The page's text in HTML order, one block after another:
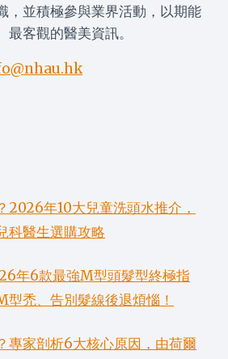
，並積極參與業界活動，以期能
客觀的醫美資訊。
2026年10大兒童洗頭水推介，
科醫生選購攻略
年6款最強M型頭髮型終極指
禿、告別髮線後退煩惱！
專家剖析6大核心原因，由荷爾